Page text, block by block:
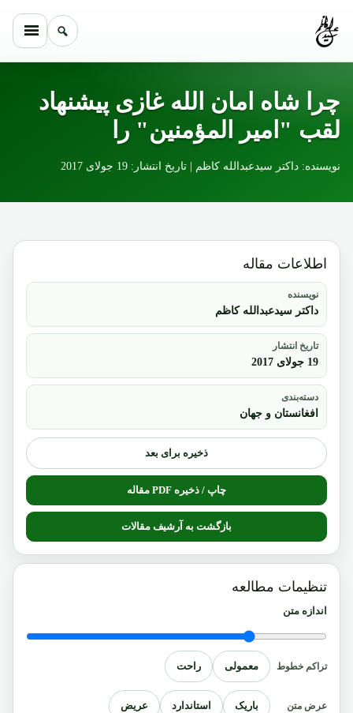
چرا شاه امان الله غازی پیشنهاد
لقب "امیر المؤمنین" را
نویسنده: داکتر سیدعبدالله کاظم | تاریخ انتشار: 19 جولای 2017
اطلاعات مقاله
نویسنده
داکتر سیدعبدالله کاظم
تاریخ انتشار
19 جولای 2017
دسته‌بندی
افغانستان و جهان
ذخیره برای بعد
چاپ / ذخیره PDF مقاله
بازگشت به آرشیف مقالات
تنظیمات مطالعه
اندازه متن
تراکم خطوط معمولی راحت
عرض متن باریک استاندارد عریض